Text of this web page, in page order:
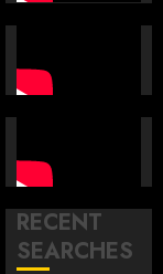
RECENT
SEARCHES